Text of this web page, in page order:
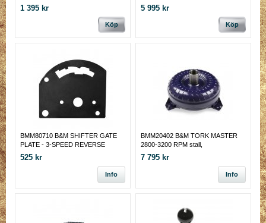
FOR POWERGLIDE
TRANSMISSIONS Fits Pro Stick,
Pro Bandit and Street Bandit s
1 395 kr
Köp
BLACK Universal 2, 3 & 4-speed
Compatible Shifter
5 995 kr
Köp
BMM80710 B&M SHIFTER GATE
PLATE - 3-SPEED REVERSE
SHIFT PATTERN Shift Gate Plate
525 kr
Info
BMM20402 B&M TORK MASTER
2800-3200 RPM stall,
7 795 kr
Info